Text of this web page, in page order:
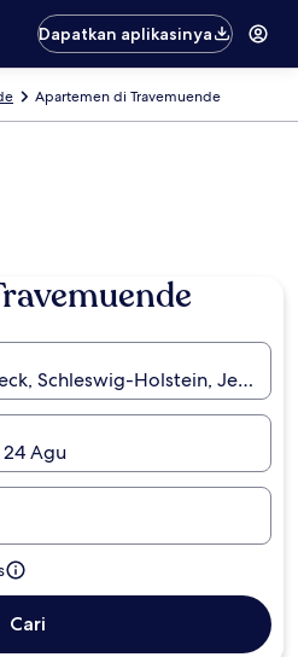
Dapatkan aplikasinya
Apartemen di Travemuende
Schleswig-Holstein, Jerman
Agu
Cari